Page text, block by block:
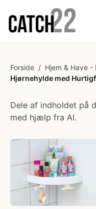
Forside / Hjem & Have
Hjørnehylde med
Dele af indholdet på
med hjælp fra AI.